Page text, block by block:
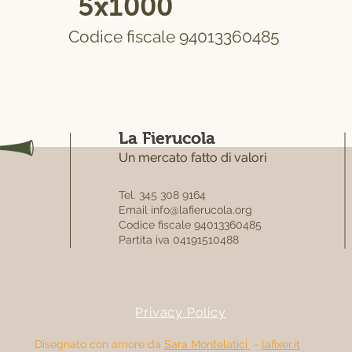
Codice fiscale 94013360485
La Fierucola
Un mercato fatto di valori
Tel. 345 308 9164
Email info@lafierucola.org
Codice fiscale 94013360485
Partita iva 04191510488
La Fierucola
Un mercato fatto di valori
Privacy Policy
Disegnato con amore da Sara Montelatici - lafixer.it